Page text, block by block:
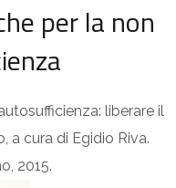
per la non
liberare il
a cura di Egidio Riva.
2015.